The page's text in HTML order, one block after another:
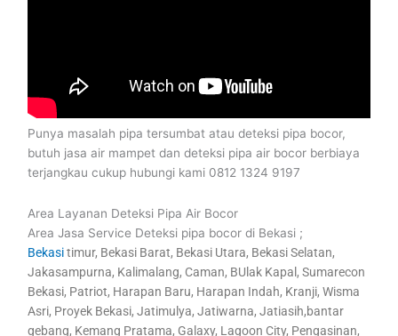
Punya masalah pipa tersumbat atau deteksi pipa bocor,
butuh jasa air mampet dan deteksi pipa air bocor berbiaya
terjangkau cukup hubungi kami 0812 1324 9197
Area Layanan Deteksi Pipa Air Bocor
Area Jasa Service Deteksi pipa bocor di Bekasi ;
Bekasitimur, Bekasi Barat, Bekasi Utara, Bekasi Selatan,
Jakasampurna, Kalimalang, Caman, BUlak Kapal, Sumarecon
Bekasi, Patriot, Harapan Baru, Harapan Indah, Kranji, Wisma
Asri, Proyek Bekasi, Jatimulya, Jatiwarna, Jatiasih,bantar
gebang, Kemang Pratama, Galaxy, Lagoon City, Pengasinan,